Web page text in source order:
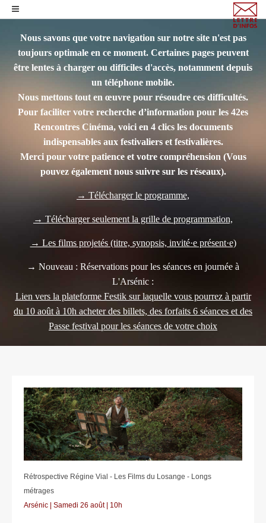
Nous savons que votre navigation sur notre site n'est pas
toujours optimale en ce moment. Certaines pages peuvent
être lentes à charger ou difficiles d'accès, notamment depuis
un téléphone mobile.
Nous mettons tout en œuvre pour résoudre ces difficultés.
Pour faciliter votre recherche d’information pour les 42es
Rencontres Cinéma, voici en 4 clics les documents
indispensables aux festivaliers et festivalières.
Merci pour votre patience et votre compréhension (Vous
pouvez également nous suivre sur les réseaux).
→ Télécharger le programme,
→ Télécharger seulement la grille de programmation,
→ Les films projetés (titre, synopsis, invité·e présent·e)
→ Nouveau : Réservations pour les séances en journée à
L'Arsénic :
Lien vers la plateforme Festik sur laquelle vous pourrez à partir
du 10 août à 10h acheter des billets, des forfaits 6 séances et des
Passe festival pour les séances de votre choix
Rétrospective Régine Vial - Les Films du Losange - Longs
métrages
Arsénic | Samedi 26 août | 10h